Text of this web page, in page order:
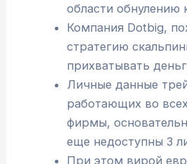
области обнулению
Компания Dotbig,
стратегию
прихватывать
Личные данные
работающих во
фирмы,
еще недоступны 3
При этом вирой